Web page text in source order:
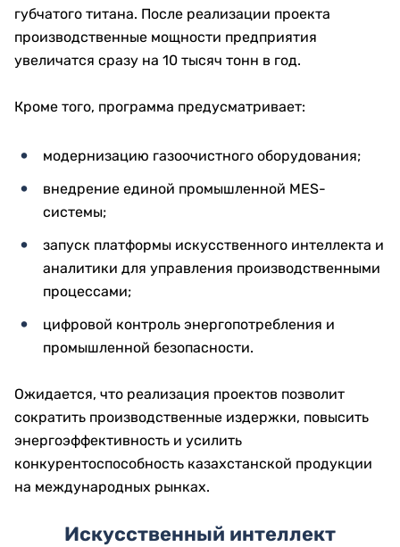
губчатого титана. После реализации проекта
производственные мощности предприятия
увеличатся сразу на 10 тысяч тонн в год.
Кроме того, программа предусматривает:
модернизацию газоочистного оборудования;
внедрение единой промышленной MES-
системы;
запуск платформы искусственного интеллекта и
аналитики для управления производственными
процессами;
цифровой контроль энергопотребления и
промышленной безопасности.
Ожидается, что реализация проектов позволит
сократить производственные издержки, повысить
энергоэффективность и усилить
конкурентоспособность казахстанской продукции
на международных рынках.
Искусственный интеллект